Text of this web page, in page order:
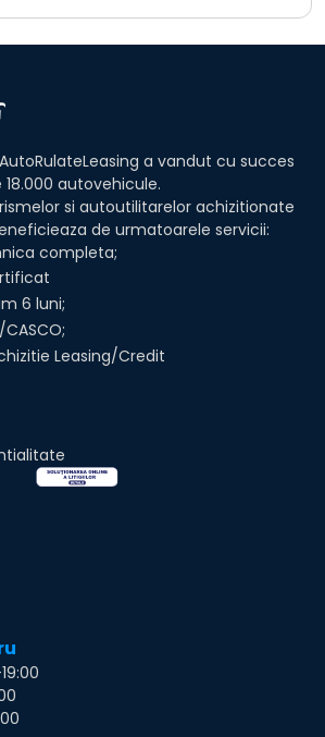
a vandut cu succes
autovehicule.
si autoutilitarelor achizitionate
de urmatoarele servicii:
completa;
6 luni;
Leasing/Credit